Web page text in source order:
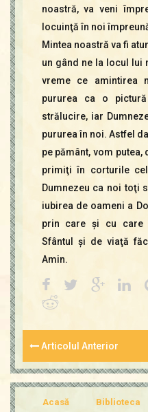
noastră, va veni
locuinţă în noi
Mintea noastră va fi
un gând ne la locul lui
vreme ce amintirea
pururea ca o
strălucire, iar
pururea în noi. Astfel
pe pământ, vom
primiţi în corturile
Dumnezeu ca noi toţi
iubirea de oameni a
prin care şi cu care
Sfântul şi de viaţă
Amin.
Articolul Anterior
Acasă Biblioteca